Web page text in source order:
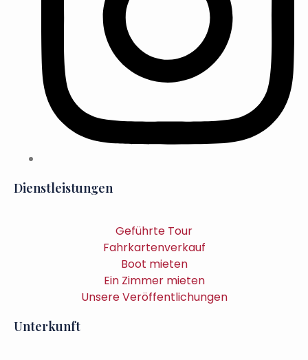
Dienstleistungen
Geführte Tour
Fahrkartenverkauf
Boot mieten
Ein Zimmer mieten
Unsere Veröffentlichungen
Unterkunft